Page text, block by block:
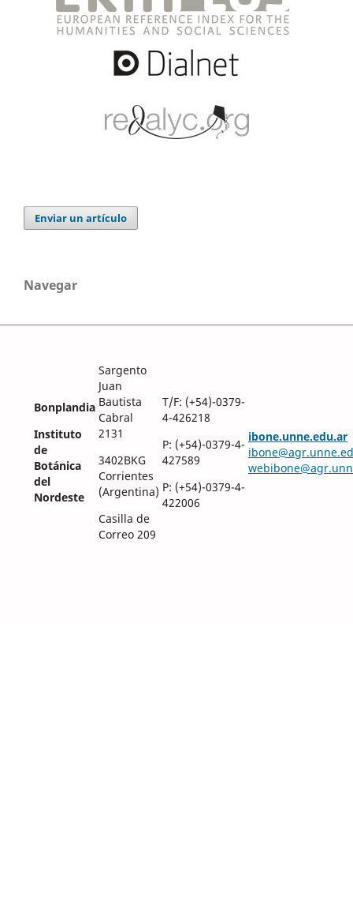
Enviar un artículo
Navegar
Bonplandia
Instituto
de
Botánica
del
Nordeste
Sargento
Juan
Bautista
Cabral
2131
3402BKG
Corrientes
(Argentina)
Casilla de
Correo 209
T/F: (+54)-0379-
4-426218
P: (+54)-0379-4-
427589
P: (+54)-0379-4-
422006
ibone.unne.edu.ar